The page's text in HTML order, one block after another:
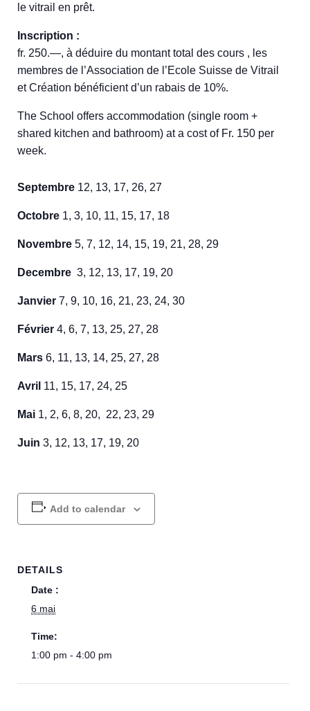
le vitrail en prêt.
Inscription :
fr. 250.—, à déduire du montant total des cours , les
membres de l’Association de l’Ecole Suisse de Vitrail
et Création bénéficient d’un rabais de 10%.
The School offers accommodation (single room +
shared kitchen and bathroom) at a cost of Fr. 150 per
week.
Septembre 12, 13, 17, 26, 27
Octobre 1, 3, 10, 11, 15, 17, 18
Novembre 5, 7, 12, 14, 15, 19, 21, 28, 29
Decembre 3, 12, 13, 17, 19, 20
Janvier 7, 9, 10, 16, 21, 23, 24, 30
Février 4, 6, 7, 13, 25, 27, 28
Mars 6, 11, 13, 14, 25, 27, 28
Avril 11, 15, 17, 24, 25
Mai 1, 2, 6, 8, 20, 22, 23, 29
Juin 3, 12, 13, 17, 19, 20
Add to calendar
DETAILS
Date :
6 mai
Time:
1:00 pm - 4:00 pm